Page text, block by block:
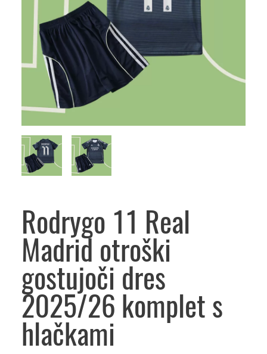
Rodrygo 11 Real
Madrid otroški
gostujoči dres
2025/26 komplet s
hlačkami